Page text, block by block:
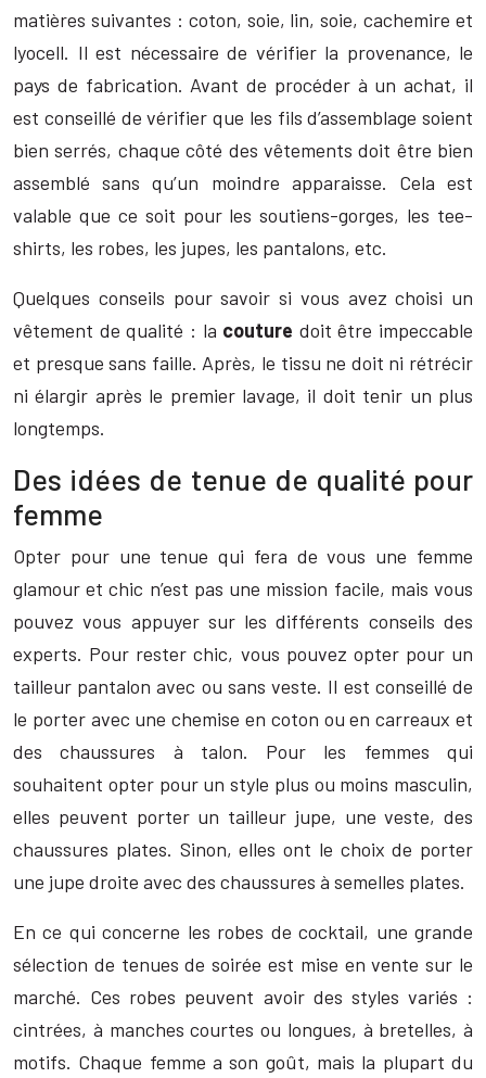
matières suivantes : coton, soie, lin, soie, cachemire et
lyocell. Il est nécessaire de vérifier la provenance, le
pays de fabrication. Avant de procéder à un achat, il
est conseillé de vérifier que les fils d’assemblage soient
bien serrés, chaque côté des vêtements doit être bien
assemblé sans qu’un moindre apparaisse. Cela est
valable que ce soit pour les soutiens-gorges, les tee-
shirts, les robes, les jupes, les pantalons, etc.
Quelques conseils pour savoir si vous avez choisi un
vêtement de qualité : la couture doit être impeccable
et presque sans faille. Après, le tissu ne doit ni rétrécir
ni élargir après le premier lavage, il doit tenir un plus
longtemps.
Des idées de tenue de qualité pour
femme
Opter pour une tenue qui fera de vous une femme
glamour et chic n’est pas une mission facile, mais vous
pouvez vous appuyer sur les différents conseils des
experts. Pour rester chic, vous pouvez opter pour un
tailleur pantalon avec ou sans veste. Il est conseillé de
le porter avec une chemise en coton ou en carreaux et
des chaussures à talon. Pour les femmes qui
souhaitent opter pour un style plus ou moins masculin,
elles peuvent porter un tailleur jupe, une veste, des
chaussures plates. Sinon, elles ont le choix de porter
une jupe droite avec des chaussures à semelles plates.
En ce qui concerne les robes de cocktail, une grande
sélection de tenues de soirée est mise en vente sur le
marché. Ces robes peuvent avoir des styles variés :
cintrées, à manches courtes ou longues, à bretelles, à
motifs. Chaque femme a son goût, mais la plupart du